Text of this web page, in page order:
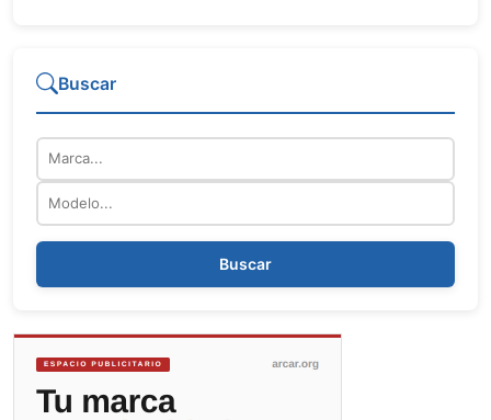
Buscar
Marca
Modelo
Buscar